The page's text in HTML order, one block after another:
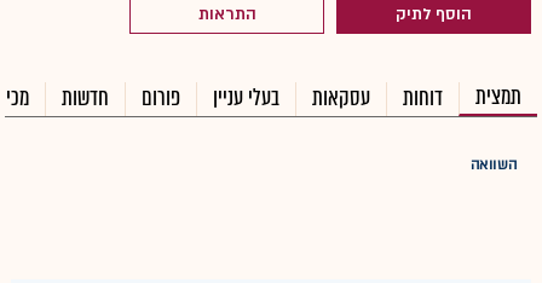
הוסף לתיק התראות
תמצית דוחות עסקאות בעלי עניין פורום חדשות
השוואה